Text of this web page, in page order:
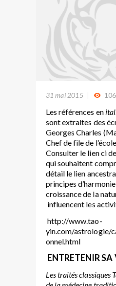
31 mai 2015
Les références en
sont extraites des
Georges Charles
Chef de file de
Consulter le lien ci
qui souhaitent
détail le lien
principes
croissance de la
influencent les
http://www.tao-
yin.com/astrologie/
onnel.html
ENTRETENIR SA
Les traités classiques